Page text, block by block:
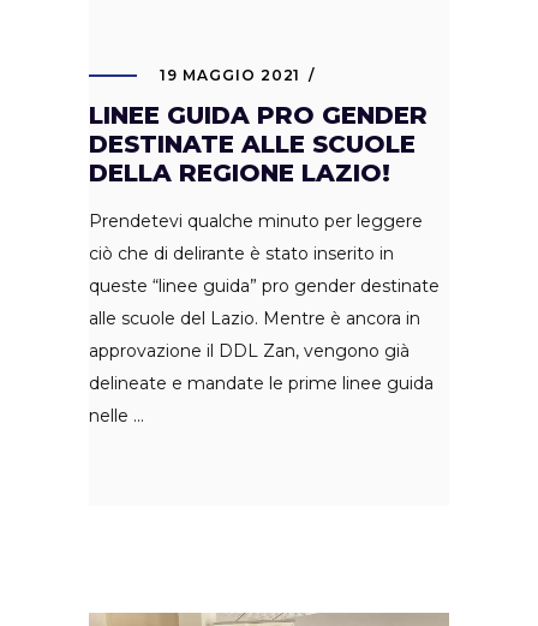
19 MAGGIO 2021
LINEE GUIDA PRO GENDER
DESTINATE ALLE SCUOLE
DELLA REGIONE LAZIO!
Prendetevi qualche minuto per leggere
ciò che di delirante è stato inserito in
queste “linee guida” pro gender destinate
alle scuole del Lazio. Mentre è ancora in
approvazione il DDL Zan, vengono già
delineate e mandate le prime linee guida
nelle